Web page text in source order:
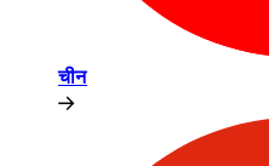
चीन​​